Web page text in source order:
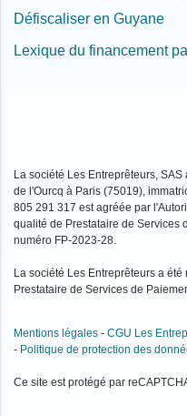
Défiscaliser en Guyane
Lexique du financement
La société Les Entreprêteurs,
de l'Ourcq à Paris (75019),
805 291 317 est agréée par
qualité de Prestataire de Services
numéro FP-2023-28.
La société Les Entreprêteurs a
Prestataire de Services de
Mentions légales - CGU Les
- Politique de protection des
Ce site est protégé par